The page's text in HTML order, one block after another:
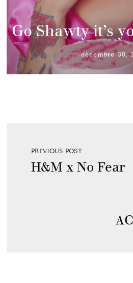
Go Shawty it’s
décembre 30,
PREVIOUS POST
H&M x No Fear